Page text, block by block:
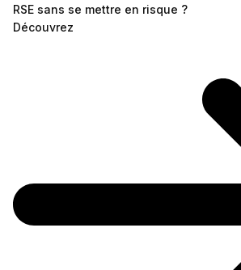
RSE sans se mettre en risque ?
Découvrez